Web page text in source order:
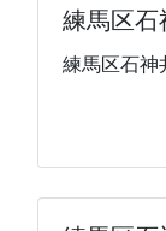
練馬区石
練馬区石神